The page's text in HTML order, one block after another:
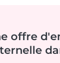
offre